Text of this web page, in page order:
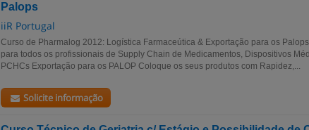
Palops
iiR Portugal
Curso de Pharmalog 2012: Logística Farmaceútica & Exportação para os Palops
para todos os profissionais de Supply Chain de Medicamentos, Dispositivos
PCHCs Exportação para os PALOP Coloque os seus produtos com Rapidez,...
Solicite informação